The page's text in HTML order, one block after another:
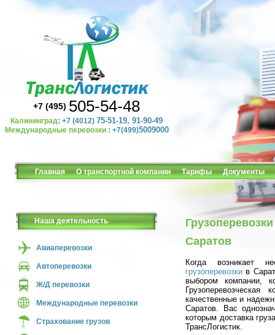
+7 (495) 505-54-48
Калининград: +7 (4012)75-51-19, 91-90-49
Международные перевозки : +7(499)5009000
Главная О транспортной компании Тарифы Документы
Наша деятельность
Авиаперевозки
Автоперевозки
Ж/Д перевозки
Международные перевозки
Страхование грузов
Саратов
Когда возникает
грузоперевозки в
выбором компании,
Грузоперевозческая
качественные и
Саратов. Вас
которым доставка
ТрансЛогистик.